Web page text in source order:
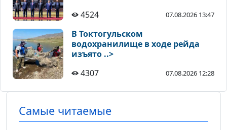
4524 07.08.2026 13:47
В Токтогульском
водохранилище в ходе рейда
изъято ..>
4307
07.08.2026 12:28
Самые читаемые